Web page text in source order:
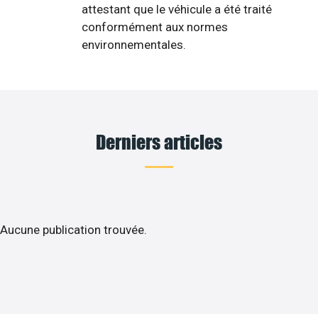
attestant que le véhicule a été traité
conformément aux normes
environnementales.
Derniers articles
Aucune publication trouvée.